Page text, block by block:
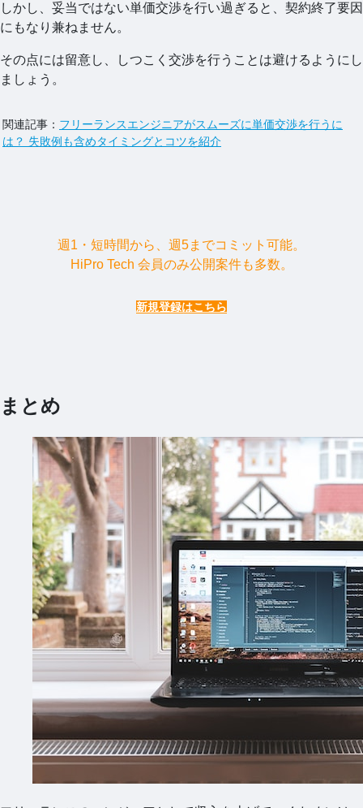
しかし、妥当ではない単価交渉を行い過ぎると、契約終了要因
にもなり兼ねません。
その点には留意し、しつこく交渉を行うことは避けるようにし
ましょう。
関連記事： フリーランスエンジニアがスムーズに単価交渉を行うに
は？ 失敗例も含めタイミングとコツを紹介
週1・短時間から、週5までコミット可能。
HiPro Tech 会員のみ公開案件も多数。
新規登録はこちら
まとめ